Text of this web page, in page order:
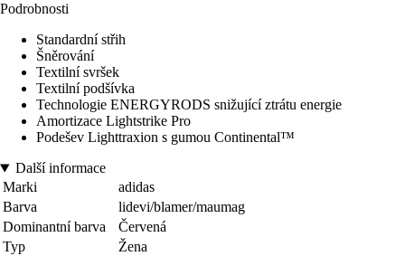
Podrobnosti
Standardní střih
Šněrování
Textilní svršek
Textilní podšívka
Technologie ENERGYRODS snižující ztrátu energie
Amortizace Lightstrike Pro
Podešev Lighttraxion s gumou Continental™
Další informace
Marki
adidas
Barva
lidevi/blamer/maumag
Dominantní barva
Červená
Typ
Žena